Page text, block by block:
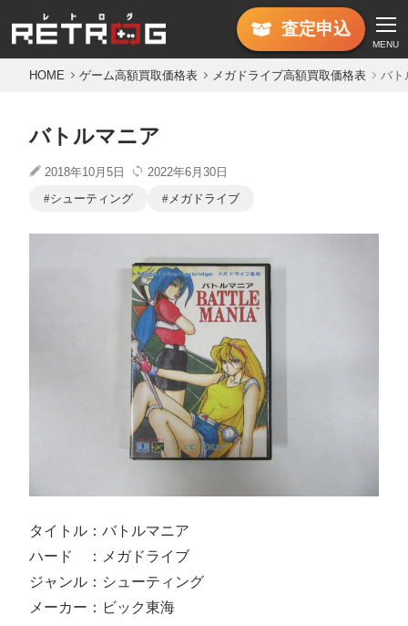
査定申込
MENU
HOME ゲーム高額買取価格表 メガドライブ高額買取価格表 バト
バトルマニア
2018年10月5日
2022年6月30日
シューティング
メガドライブ
タイトル：バトルマニア
ハード ：メガドライブ
ジャンル：シューティング
メーカー：ビック東海